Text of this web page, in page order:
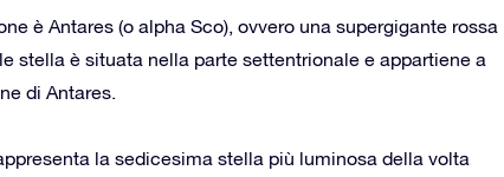
è Antares (o alpha Sco), ovvero una supergigante rossa
stella è situata nella parte settentrionale e appartiene a
di Antares.
la sedicesima stella più luminosa della volta